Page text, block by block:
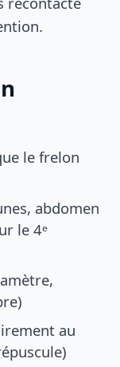
le frelon
abdomen
le 4ᵉ
au